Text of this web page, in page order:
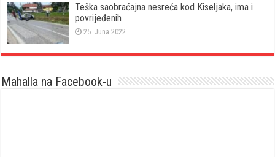
Teška saobraćajna nesreća kod Kiseljaka, ima i
povrijeđenih
25. Juna 2022.
Mahalla na Facebook-u